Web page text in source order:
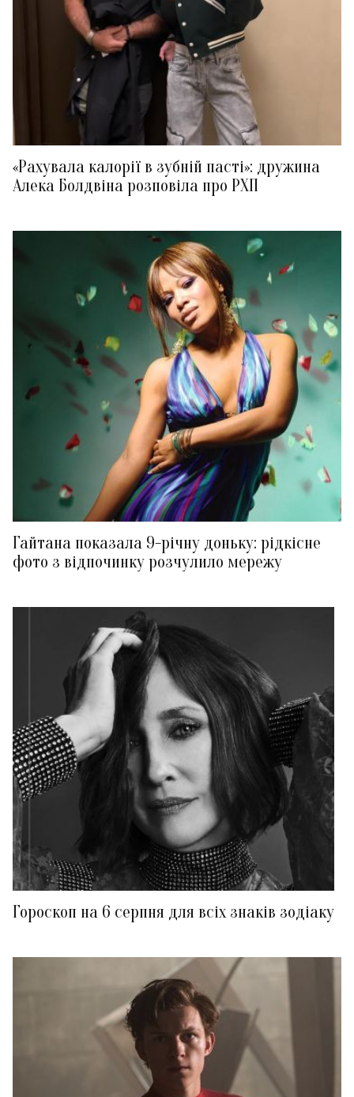
«Рахувала калорії в зубній пасті»: дружина
Алека Болдвіна розповіла про РХП
Гайтана показала 9-річну доньку: рідкісне
фото з відпочинку розчулило мережу
Гороскоп на 6 серпня для всіх знаків зодіаку